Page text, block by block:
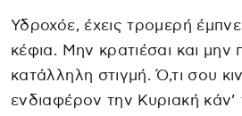
Υδροχόε, έχεις τρομερή
κέφια. Μην κρατιέσαι και μην
κατάλληλη στιγμή. Ό,τι σου
ενδιαφέρον την Κυριακή κάν’